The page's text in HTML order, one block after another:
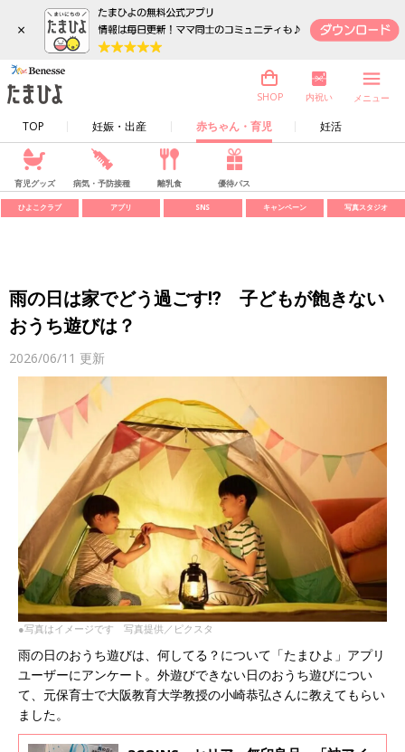
×
TOP 妊娠・出産 赤ちゃん・育児 妊活
SHOP 内祝い メニュー
育児グッズ 病気・予防接種 離乳食 優待パス
ひよこクラブ アプリ SNS キャンペーン 写真スタジオ
雨の日は家でどう過ごす⁉ 子どもが飽きない
おうち遊びは？
2026/06/11 更新
●写真はイメージです 写真提供／ピクスタ
雨の日のおうち遊びは、何してる？について「たまひよ」アプリ
ユーザーにアンケート。外遊びできない日のおうち遊びについ
て、元保育士で大阪教育大学教授の小崎恭弘さんに教えてもらい
ました。